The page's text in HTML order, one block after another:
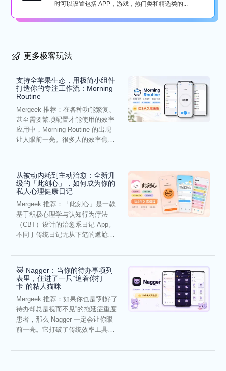
时可以设置包括 APP，游戏，热门类和精选类的...
更多极客玩法
支持全苹果生态，用极简小组件
打造你的专注工作流：Morning
Routine
Mergeek 推荐：在各种功能繁复、
甚至需要繁琐配置才能使用的效率
应用中，Morning Routine 的出现
让人眼前一亮。很多人的效率焦
从被动内耗到主动治愈：全新升
级的「此刻心」，如何成为你的
私人心理健康日记
Mergeek 推荐：「此刻心」是一款
基于积极心理学与认知行为疗法
（CBT）设计的治愈系日记 App。
不同于传统日记无从下笔的尴尬，
🐱 Nagger：当你的待办事项列
表里，住进了一只“追着你打
卡”的粘人猫咪
Mergeek 推荐：如果你也是“列好了
待办却总是视而不见”的拖延症重度
患者，那么 Nagger 一定会让你眼
前一亮。它打破了传统效率工具冰